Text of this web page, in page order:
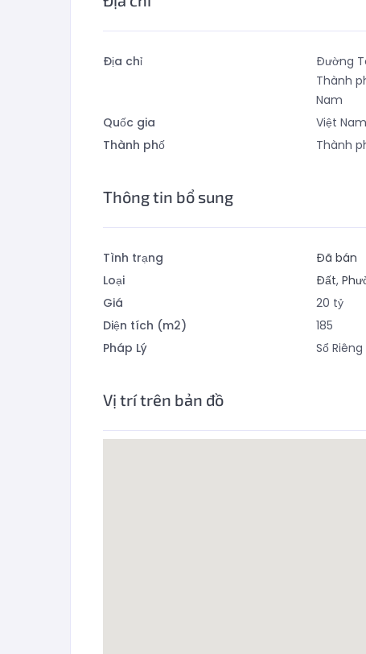
Địa chỉ
Đường
Thành
Nam
Quốc gia
Việt Nam
Thành phố
Thành
Thông tin bổ sung
Tình trạng
Đã bán
Loại
Đất,
Giá
20 tỷ
Diện tích (m2)
185
Pháp Lý
Sổ
Vị trí trên bản đồ